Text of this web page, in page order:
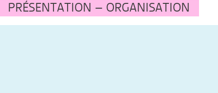
PRÉSENTATION – ORGANISATION